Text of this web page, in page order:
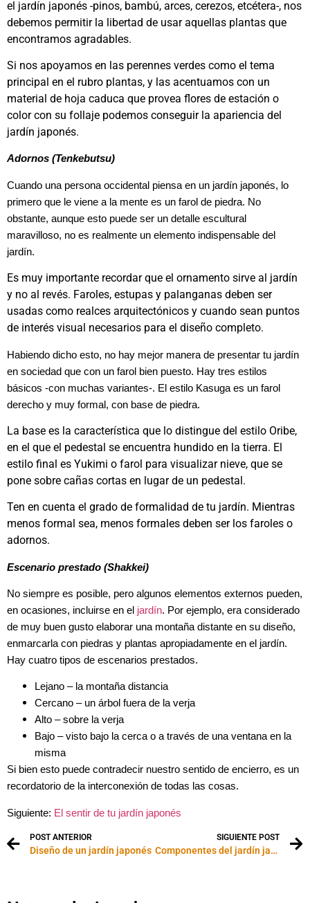
el jardín japonés -pinos, bambú, arces, cerezos, etcétera-, nos
debemos permitir la libertad de usar aquellas plantas que
encontramos agradables.
Si nos apoyamos en las perennes verdes como el tema
principal en el rubro plantas, y las acentuamos con un
material de hoja caduca que provea flores de estación o
color con su follaje podemos conseguir la apariencia del
jardín japonés.
Adornos (Tenkebutsu)
Cuando una persona occidental piensa en un jardín japonés, lo
primero que le viene a la mente es un farol de piedra. No
obstante, aunque esto puede ser un detalle escultural
maravilloso, no es realmente un elemento indispensable del
jardín.
Es muy importante recordar que el ornamento sirve al jardín
y no al revés. Faroles, estupas y palanganas deben ser
usadas como realces arquitectónicos y cuando sean puntos
de interés visual necesarios para el diseño completo.
Habiendo dicho esto, no hay mejor manera de presentar tu jardín
en sociedad que con un farol bien puesto. Hay tres estilos
básicos -con muchas variantes-. El estilo Kasuga es un farol
derecho y muy formal, con base de piedra.
La base es la característica que lo distingue del estilo Oribe,
en el que el pedestal se encuentra hundido en la tierra. El
estilo final es Yukimi o farol para visualizar nieve, que se
pone sobre cañas cortas en lugar de un pedestal.
Ten en cuenta el grado de formalidad de tu jardín. Mientras
menos formal sea, menos formales deben ser los faroles o
adornos.
Escenario prestado (Shakkei)
No siempre es posible, pero algunos elementos externos pueden,
en ocasiones, incluirse en el jardín. Por ejemplo, era considerado
de muy buen gusto elaborar una montaña distante en su diseño,
enmarcarla con piedras y plantas apropiadamente en el jardín.
Hay cuatro tipos de escenarios prestados.
Lejano – la montaña distancia
Cercano – un árbol fuera de la verja
Alto – sobre la verja
Bajo – visto bajo la cerca o a través de una ventana en la
misma
Si bien esto puede contradecir nuestro sentido de encierro, es un
recordatorio de la interconexión de todas las cosas.
Siguiente: El sentir de tu jardín japonés
POST ANTERIOR
Diseño de un jardín japonés
SIGUIENTE POST
Componentes del jardín japonés. Parte 2